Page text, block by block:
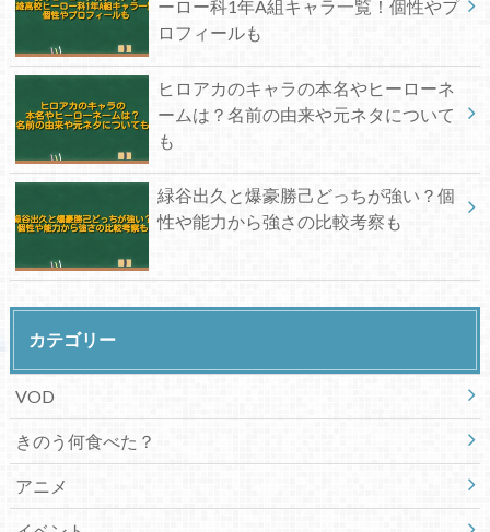
ーロー科1年A組キャラ一覧！個性やプ
ロフィールも
ヒロアカのキャラの本名やヒーローネ
ームは？名前の由来や元ネタについて
も
緑谷出久と爆豪勝己どっちが強い？個
性や能力から強さの比較考察も
カテゴリー
VOD
きのう何食べた？
アニメ